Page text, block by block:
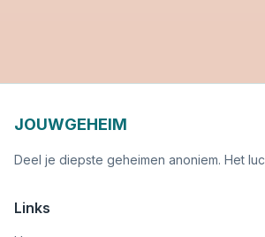
JOUWGEHEIM
Deel je diepste geheimen anoniem. Het
Links